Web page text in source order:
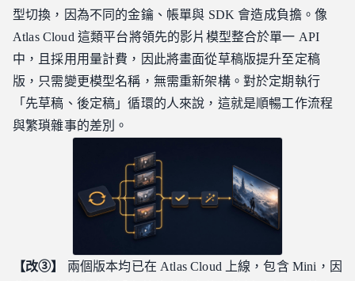
型切換，因為不同的金鑰、帳單與 SDK 會造成負擔。像
Atlas Cloud 這類平台將領先的影片模型整合於單一 API
中，且採用用量計費，因此將畫面從草稿版提升至定稿
版，只需變更模型名稱，無需重新架構。對於定期執行
「先草稿、後定稿」循環的人來說，這就是順暢工作流程
與繁瑣雜事的差別。
【改③】
兩個版本均已在 Atlas Cloud 上線，包含 Mini，因